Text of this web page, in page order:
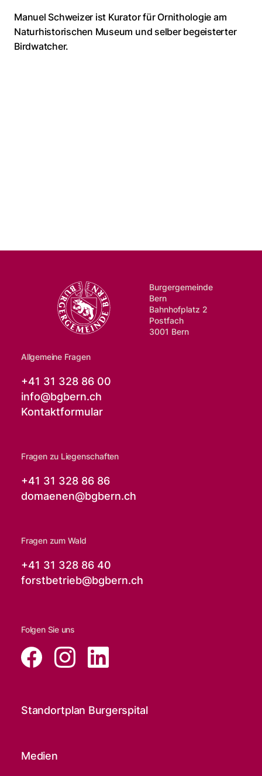
Manuel Schweizer ist Kurator für Ornithologie am
Naturhistorischen Museum und selber begeisterter
Birdwatcher.
Burgergemeinde
Bern
Bahnhofplatz 2
Postfach
3001 Bern
Allgemeine Fragen
+41 31 328 86 00
info@bgbern.ch
Kontaktformular
Fragen zu Liegenschaften
+41 31 328 86 86
domaenen@bgbern.ch
Fragen zum Wald
+41 31 328 86 40
forstbetrieb@bgbern.ch
Folgen Sie uns
Standortplan Burgerspital
Medien